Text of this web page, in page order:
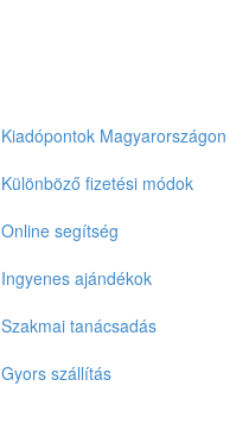
Kiadópontok Magyarországon
Különböző fizetési módok
Online segítség
Ingyenes ajándékok
Szakmai tanácsadás
Gyors szállítás